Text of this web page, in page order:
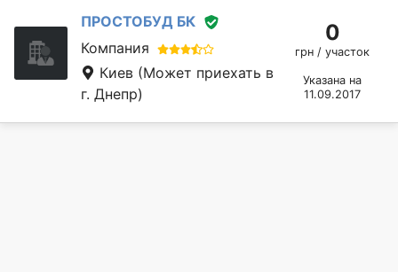
ПРОСТОБУД БК
Компания
Киев (Может приехать в
г. Днепр)
0
грн / участок
Указана на
11.09.2017